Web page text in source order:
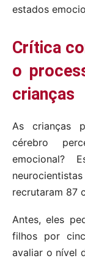
estados
Crítica
o
crianças
As crianças
cérebro
emocional?
recrutaram 87
Antes, eles
filhos por
avaliar o nível